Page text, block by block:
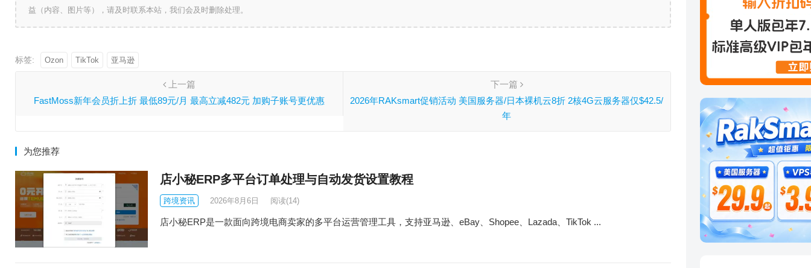
益（内容、图片等），请及时联系本站，我们会及时删除处理。
标签: Ozon TikTok 亚马逊
上一篇
FastMoss新年会员折上折 最低89元/月 最高立减482元 加购子账号更优惠
下一篇
2026年RAKsmart促销活动 美国服务器/日本裸机云8折 2核4G云服务器仅$42.5/
年
为您推荐
店小秘ERP多平台订单处理与自动发货设置教程
跨境资讯 2026年8月6日 阅读(14)
店小秘ERP是一款面向跨境电商卖家的多平台运营管理工具，支持亚马逊、eBay、Shopee、Lazada、TikTok ...